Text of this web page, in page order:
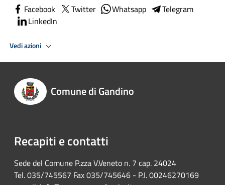
Facebook Twitter Whatsapp
Telegram
LinkedIn
Vedi azioni
Comune di Gandino
Recapiti e contatti
Sede del Comune P.zza V.Veneto n. 7 cap. 24024
Tel. 035/745567 Fax 035/745646 - P.I. 00246270169